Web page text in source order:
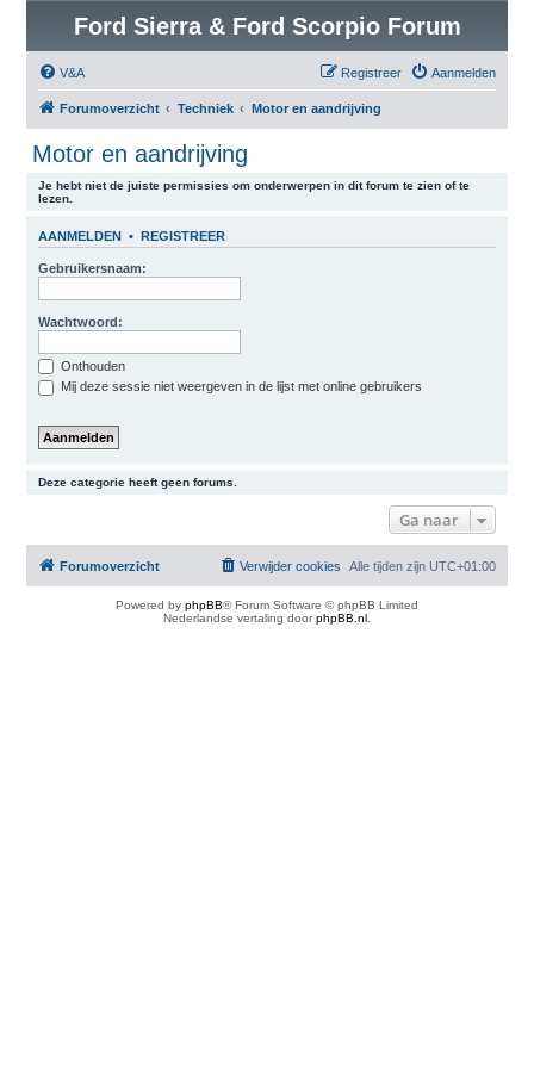
Ford Sierra & Ford Scorpio Forum
V&A Aanmelden
Registreer
Forumoverzicht Techniek Motor en aandrijving
Motor en aandrijving
Je hebt niet de juiste permissies om onderwerpen in dit forum te zien of te
lezen.
AANMELDEN • REGISTREER
Gebruikersnaam:
Wachtwoord:
Onthouden
Mij deze sessie niet weergeven in de lijst met online gebruikers
Deze categorie heeft geen forums.
Ga naar
Forumoverzicht Alle tijden zijn UTC+01:00
Verwijder cookies
Powered by phpBB® Forum Software © phpBB Limited
Nederlandse vertaling doorphpBB.nl